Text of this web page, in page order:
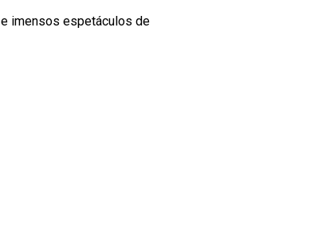
imensos espetáculos de